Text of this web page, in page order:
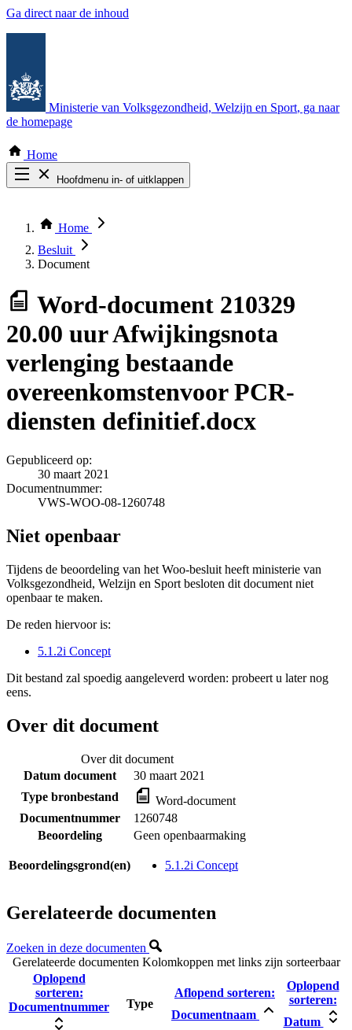
Ga direct naar de inhoud
Ministerie van Volksgezondheid, Welzijn en Sport, ga naar
de homepage
Home
Hoofdmenu in- of uitklappen
Thema COVID-19
Bekijk per bestuursorgaan
Home
Besluit
Document
Word-document 210329
20.00 uur Afwijkingsnota
verlenging bestaande
overeenkomstenvoor PCR-
diensten definitief.docx
Gepubliceerd op:
30 maart 2021
Documentnummer:
VWS-WOO-08-1260748
Niet openbaar
Tijdens de beoordeling van het Woo-besluit heeft ministerie van
Volksgezondheid, Welzijn en Sport besloten dit document niet
openbaar te maken.
De reden hiervoor is:
5.1.2i Concept
Dit bestand zal spoedig aangeleverd worden: probeert u later nog
eens.
Over dit document
Over dit document
Datum document
30 maart 2021
Type bronbestand
Word-document
Documentnummer
1260748
Beoordeling
Geen openbaarmaking
Beoordelingsgrond(en) 5.1.2i Concept
Gerelateerde documenten
Zoeken in deze documenten
Gerelateerde documenten Kolomkoppen met links zijn sorteerbaar
Oplopend
sorteren:
Documentnummer
Type
Aflopend sorteren:
Documentnaam
Oplopend
sorteren:
Datum